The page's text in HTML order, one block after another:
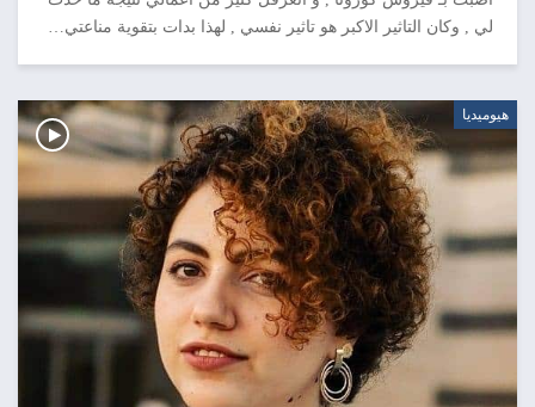
لي , وكان التاثير الاكبر هو تاثير نفسي , لهذا بدات بتقوية مناعتي…
هيوميديا